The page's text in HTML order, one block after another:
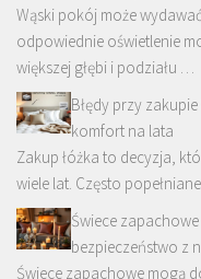
Wąski pokój może
odpowiednie oświetlenie
większej głębi i podziału …
Błędy przy
komfort na lata
Zakup łóżka to decyzja,
wiele lat. Często
Świece
bezpieczeństwo z
Świece zapachowe mogą